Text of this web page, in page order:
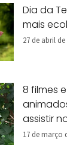
Dia da
mais
27 de abril de
8 filmes
assistir
17 de março